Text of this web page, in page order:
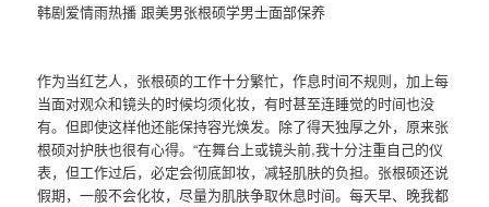
韩剧爱情雨热播 跟美男张根硕学男士面部保养
作为当红艺人，张根硕的工作十分繁忙，作息时间不规则，加上每
当面对观众和镜头的时候均须化妆，有时甚至连睡觉的时间也没
有。但即使这样他还能保持容光焕发。除了得天独厚之外，原来张
根硕对护肤也很有心得。“在舞台上或镜头前,我十分注重自己的仪
表，但工作过后，必定会彻底卸妆，减轻肌肤的负担。张根硕还说
假期，一般不会化妆，尽量为肌肤争取休息时间。每天早、晚我都